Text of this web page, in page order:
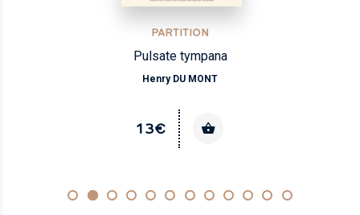
PARTITION
Pulsate tympana
Henry DU MONT
13€